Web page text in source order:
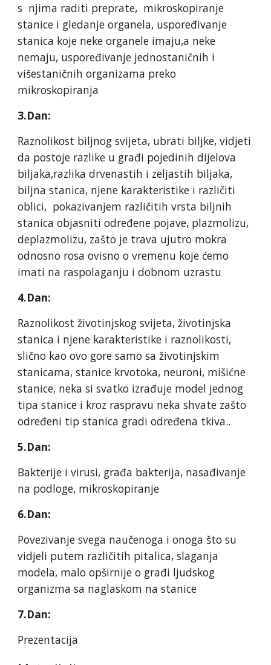
s njima raditi preprate, mikroskopiranje
stanice i gledanje organela, uspoređivanje
stanica koje neke organele imaju,a neke
nemaju, uspoređivanje jednostaničnih i
višestaničnih organizama preko
mikroskopiranja
3.Dan:
Raznolikost biljnog svijeta, ubrati biljke, vidjeti
da postoje razlike u građi pojedinih dijelova
biljaka,razlika drvenastih i zeljastih biljaka,
biljna stanica, njene karakteristike i različiti
oblici, pokazivanjem različitih vrsta biljnih
stanica objasniti određene pojave, plazmolizu,
deplazmolizu, zašto je trava ujutro mokra
odnosno rosa ovisno o vremenu koje ćemo
imati na raspolaganju i dobnom uzrastu
4.Dan:
Raznolikost životinjskog svijeta, životinjska
stanica i njene karakteristike i raznolikosti,
slično kao ovo gore samo sa životinjskim
stanicama, stanice krvotoka, neuroni, mišićne
stanice, neka si svatko izrađuje model jednog
tipa stanice i kroz raspravu neka shvate zašto
određeni tip stanica gradi određena tkiva..
5.Dan:
Bakterije i virusi, građa bakterija, nasađivanje
na podloge, mikroskopiranje
6.Dan:
Povezivanje svega naučenoga i onoga što su
vidjeli putem različitih pitalica, slaganja
modela, malo opširnije o građi ljudskog
organizma sa naglaskom na stanice
7.Dan:
Prezentacija